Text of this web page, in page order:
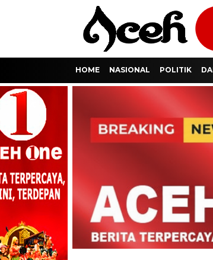
HOME NASIONAL POLITIK